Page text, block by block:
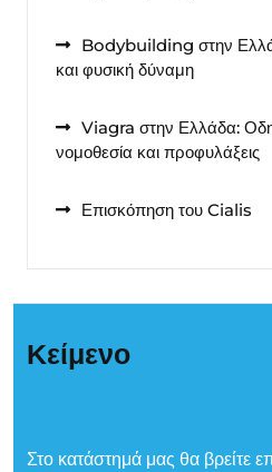
Bodybuilding στην
και φυσική δύναμη
Viagra στην Ελλάδα:
νομοθεσία και προφυλάξεις
Επισκόπηση του Cialis
Κείμενο
Στο κατάστημά μας θα βρείτε